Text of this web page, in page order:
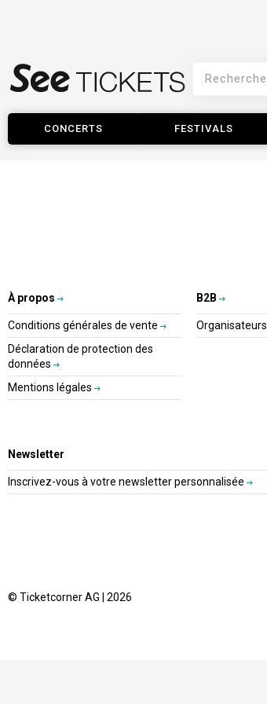
CONCERTS FESTIVALS
À propos
Conditions générales de vente
Déclaration de protection des
données
Mentions légales
B2B
Organisateurs
Newsletter
Inscrivez-vous à votre newsletter personnalisée
© Ticketcorner AG | 2026